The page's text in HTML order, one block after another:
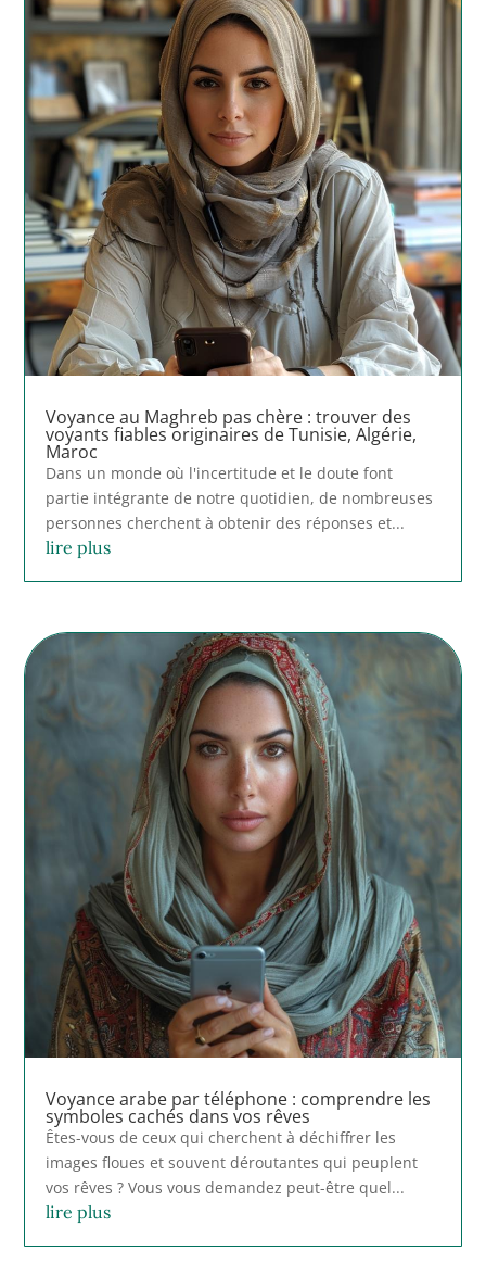
Voyance au Maghreb pas chère : trouver des
voyants fiables originaires de Tunisie, Algérie,
Maroc
Dans un monde où l'incertitude et le doute font
partie intégrante de notre quotidien, de nombreuses
personnes cherchent à obtenir des réponses et...
lire plus
Voyance arabe par téléphone : comprendre les
symboles cachés dans vos rêves
Êtes-vous de ceux qui cherchent à déchiffrer les
images floues et souvent déroutantes qui peuplent
vos rêves ? Vous vous demandez peut-être quel...
lire plus